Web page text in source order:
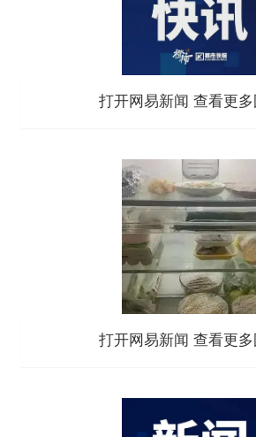
打开网易新闻 查看更
打开网易新闻 查看更